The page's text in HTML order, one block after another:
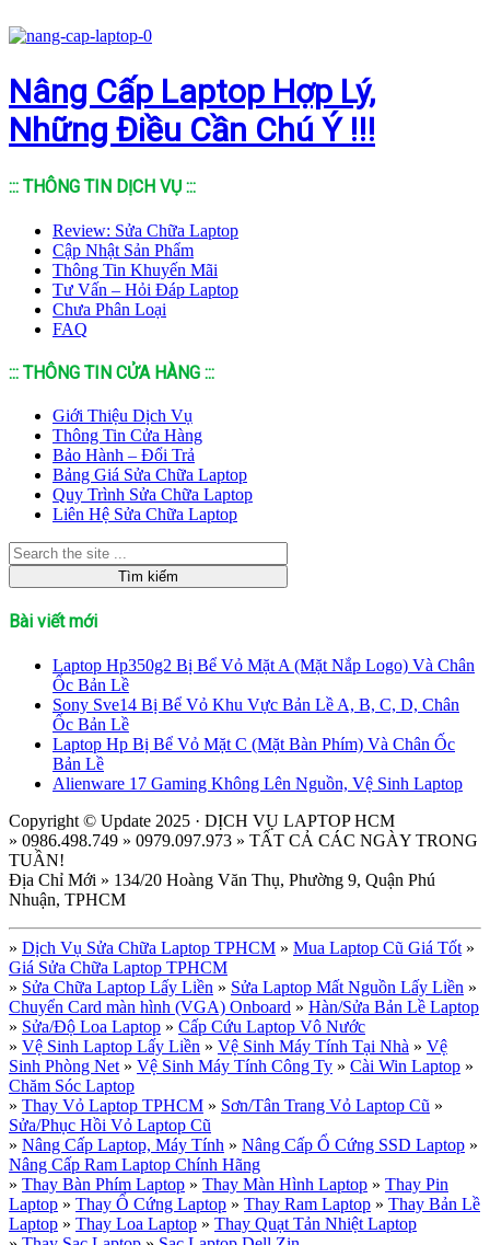
Nâng Cấp Laptop Hợp Lý,
Những Điều Cần Chú Ý !!!
::: THÔNG TIN DỊCH VỤ :::
Review: Sửa Chữa Laptop
Cập Nhật Sản Phẩm
Thông Tin Khuyến Mãi
Tư Vấn – Hỏi Đáp Laptop
Chưa Phân Loại
FAQ
::: THÔNG TIN CỬA HÀNG :::
Giới Thiệu Dịch Vụ
Thông Tin Cửa Hàng
Bảo Hành – Đổi Trả
Bảng Giá Sửa Chữa Laptop
Quy Trình Sửa Chữa Laptop
Liên Hệ Sửa Chữa Laptop
Bài viết mới
Laptop Hp350g2 Bị Bể Vỏ Mặt A (Mặt Nắp Logo) Và Chân
Ốc Bản Lề
Sony Sve14 Bị Bể Vỏ Khu Vực Bản Lề A, B, C, D, Chân
Ốc Bản Lề
Laptop Hp Bị Bể Vỏ Mặt C (Mặt Bàn Phím) Và Chân Ốc
Bản Lề
Alienware 17 Gaming Không Lên Nguồn, Vệ Sinh Laptop
Copyright © Update 2025 · DỊCH VỤ LAPTOP HCM
» 0986.498.749 » 0979.097.973 » TẤT CẢ CÁC NGÀY TRONG
TUẦN!
Địa Chỉ Mới » 134/20 Hoàng Văn Thụ, Phường 9, Quận Phú
Nhuận, TPHCM
» Dịch Vụ Sửa Chữa Laptop TPHCM » Mua Laptop Cũ Giá Tốt »
Giá Sửa Chữa Laptop TPHCM
» Sửa Chữa Laptop Lấy Liền » Sửa Laptop Mất Nguồn Lấy Liền »
Chuyển Card màn hình (VGA) Onboard » Hàn/Sửa Bản Lề Laptop
» Sửa/Độ Loa Laptop » Cấp Cứu Laptop Vô Nước
» Vệ Sinh Laptop Lấy Liền » Vệ Sinh Máy Tính Tại Nhà » Vệ
Sinh Phòng Net » Vệ Sinh Máy Tính Công Ty » Cài Win Laptop »
Chăm Sóc Laptop
» Thay Vỏ Laptop TPHCM » Sơn/Tân Trang Vỏ Laptop Cũ »
Sửa/Phục Hồi Vỏ Laptop Cũ
» Nâng Cấp Laptop, Máy Tính » Nâng Cấp Ổ Cứng SSD Laptop »
Nâng Cấp Ram Laptop Chính Hãng
» Thay Bàn Phím Laptop » Thay Màn Hình Laptop » Thay Pin
Laptop » Thay Ổ Cứng Laptop » Thay Ram Laptop » Thay Bản Lề
Laptop » Thay Loa Laptop » Thay Quạt Tản Nhiệt Laptop